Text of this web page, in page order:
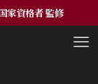
家資格者 監修